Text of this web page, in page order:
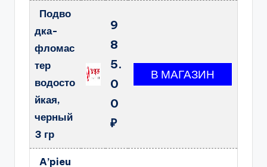
Подво
дка-
фломас
тер
водосто
йкая,
черный
3 гр
9
8
5.
0
0
₽
A’pieu